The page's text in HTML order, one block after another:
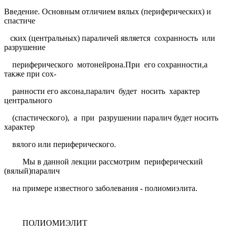
Введение. Основным отличием вялых (периферических) и
спастиче
ских (центральных) параличей является сохранность или
разрушение
периферического мотонейрона.При его сохранности,а
также при сох-
ранности его аксона,паралич будет носить характер
центрального
(спастического), а при разрушении паралич будет носить
характер
вялого или периферического.
Мы в данной лекции рассмотрим периферический
(вялый)паралич
на примере известного заболевания - полиомиэлита.
ПОЛИОМИЭЛИТ